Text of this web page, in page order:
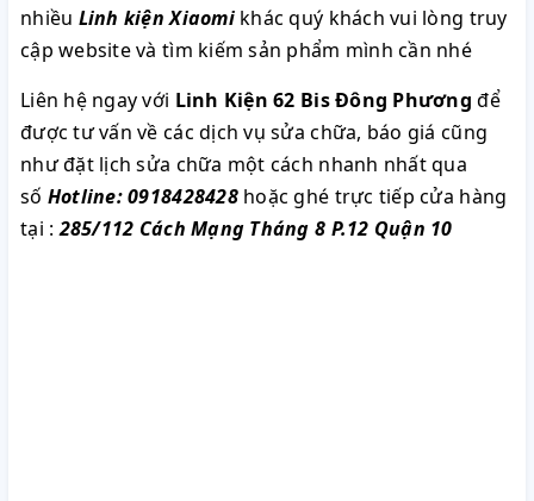
nhiều Linh kiện Xiaomikhác quý khách vui lòng truy
cập website và tìm kiếm sản phẩm mình cần nhé
Liên hệ ngay với Linh Kiện 62 Bis Đông Phương để
được tư vấn về các dịch vụ sửa chữa, báo giá cũng
như đặt lịch sửa chữa một cách nhanh nhất qua
số Hotline: 0918428428hoặc ghé trực tiếp cửa hàng
tại :285/112 Cách Mạng Tháng 8 P.12 Quận 10